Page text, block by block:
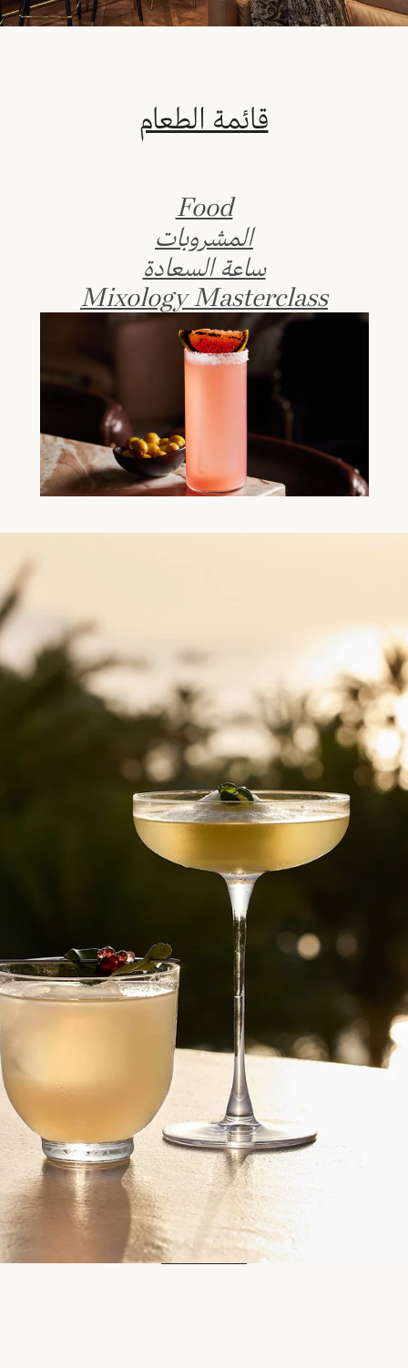
قائمة الطعام
Food
المشروبات
ساعة السعادة
Mixology Masterclass